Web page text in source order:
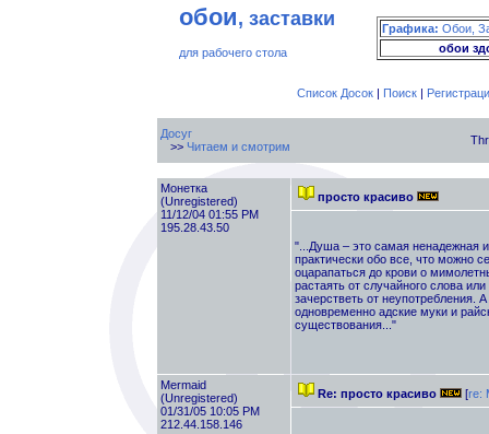
обои, заставки
для рабочего стола
Графика: Обои,
обои
Список Досок| Поиск|
Досуг
>> Читаем и смотрим
Монетка
(Unregistered)
11/12/04 01:55 PM
195.28.43.50
просто красиво
"...Душа – это самая ненадежная
практически обо все, что можно
оцарапаться до крови о
растаять от случайного слова
зачерстветь от неупотребления.
одновременно адские муки и
существования..."
Mermaid
(Unregistered)
01/31/05 10:05 PM
212.44.158.146
Re: просто красиво [re: